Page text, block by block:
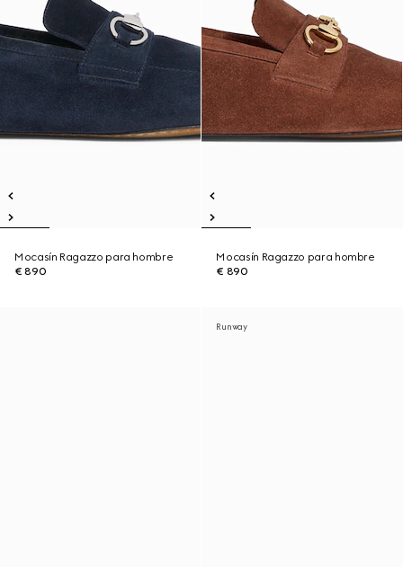
Mocasín Ragazzo para hombre
€ 890
Mocasín Ragazzo para hombre
€ 890
Runway